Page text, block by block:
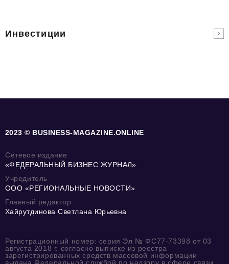
Инвестиции
2023 © BUSINESS-MAGAZINE.ONLINE
Сетевое издание
«ФЕДЕРАЛЬНЫЙ БИЗНЕС ЖУРНАЛ»
Учредитель
ООО «РЕГИОНАЛЬНЫЕ НОВОСТИ»
Главный редактор
Хайрутдинова Светлана Юрьевна
Регистрационный номер: серия Эл № ФС77-73398 от 03
августа 2018 г. согласно выписке из реестра
зарегистрированных средств массовой информации
выдана Федеральной службой по надзору в сфере связи,